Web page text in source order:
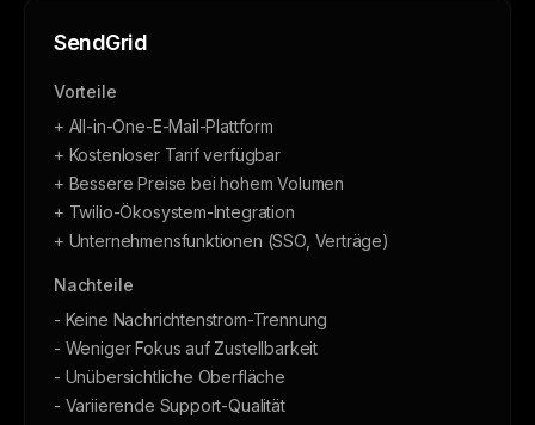
SendGrid
Vorteile
+ All-in-One-E-Mail-Plattform
+ Kostenloser Tarif verfügbar
+ Bessere Preise bei hohem Volumen
+ Twilio-Ökosystem-Integration
+ Unternehmensfunktionen (SSO, Verträge)
Nachteile
- Keine Nachrichtenstrom-Trennung
- Weniger Fokus auf Zustellbarkeit
- Unübersichtliche Oberfläche
- Variierende Support-Qualität